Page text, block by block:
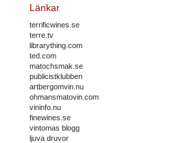
Länkar
terrificwines.se
terre.tv
librarything.com
ted.com
matochsmak.se
publicistklubben
artbergomvin.nu
ohmansmatovin.com
vininfo.nu
finewines.se
vintomas blogg
ljuva druvor